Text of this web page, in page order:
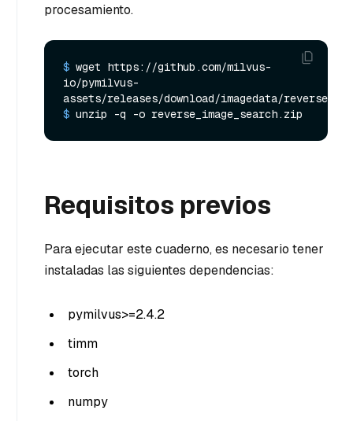
procesamiento.
$ wget https://github.com/milvus-
io/pymilvus-
assets/releases/download/imagedata/
$ unzip -q -o reverse_image_search.zip
Requisitos previos
Para ejecutar este cuaderno, es necesario tener
instaladas las siguientes dependencias:
pymilvus>=2.4.2
timm
torch
numpy